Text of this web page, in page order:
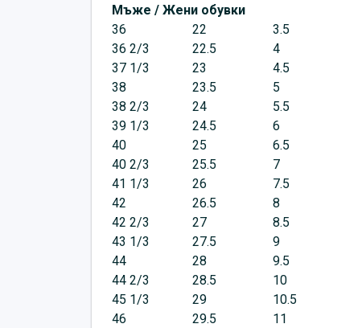
Мъже / Жени обувки
36
22
3.5
36 2/3
22.5
4
37 1/3
23
4.5
38
23.5
5
38 2/3
24
5.5
39 1/3
24.5
6
40
25
6.5
40 2/3
25.5
7
41 1/3
26
7.5
42
26.5
8
42 2/3
27
8.5
43 1/3
27.5
9
44
28
9.5
44 2/3
28.5
10
45 1/3
29
10.5
46
29.5
11